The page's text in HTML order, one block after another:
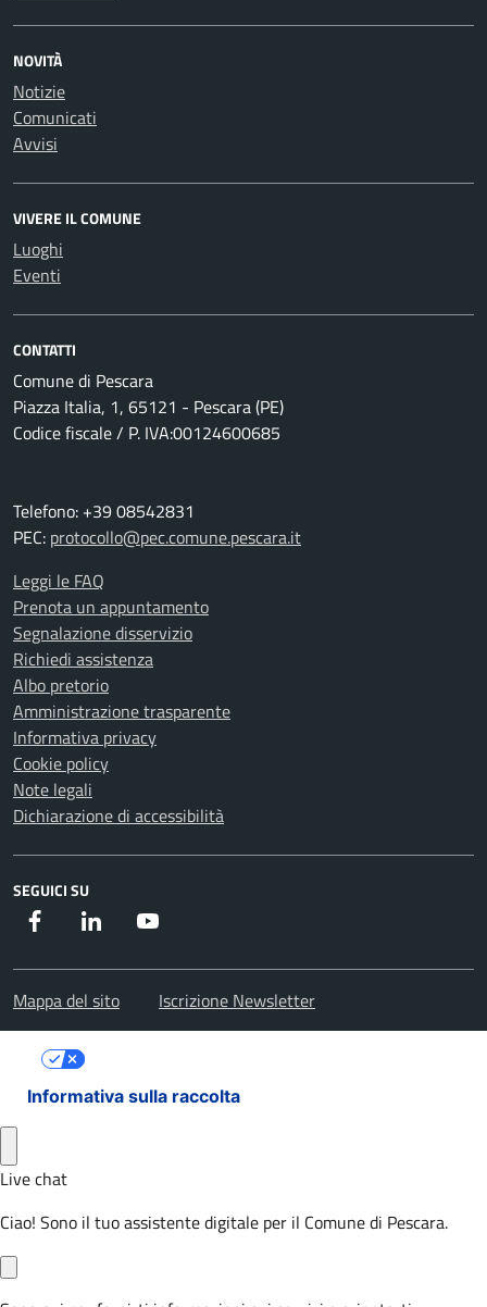
NOVITÀ
Notizie
Comunicati
Avvisi
VIVERE IL COMUNE
Luoghi
Eventi
CONTATTI
Comune di Pescara
Piazza Italia, 1, 65121 - Pescara (PE)
Codice fiscale / P. IVA:00124600685
Telefono: +39 08542831
PEC: protocollo@pec.comune.pescara.it
Leggi le FAQ
Prenota un appuntamento
Segnalazione disservizio
Richiedi assistenza
Albo pretorio
Amministrazione trasparente
Informativa privacy
Cookie policy
Note legali
Dichiarazione di accessibilità
SEGUICI SU
Facebook Instagram
Mappa del sito Iscrizione Newsletter
Informativa sulla raccolta
Le tue preferenze relative alla privacy